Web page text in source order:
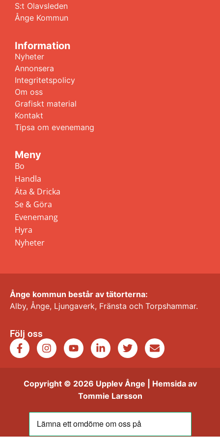
S:t Olavsleden
Ånge Kommun
Information
Nyheter
Annonsera
Integritetspolicy
Om oss
Grafiskt material
Kontakt
Tipsa om evenemang
Meny
Bo
Handla
Äta & Dricka
Se & Göra
Evenemang
Hyra
Nyheter
Ånge kommun består av tätorterna:
Alby, Ånge, Ljungaverk, Fränsta och Torpshammar.
Följ oss
Copyright © 2026 Upplev Ånge | Hemsida av
Tommie Larsson